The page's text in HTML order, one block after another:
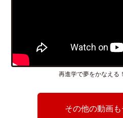
再進学で夢をかなえる
その他の動画も